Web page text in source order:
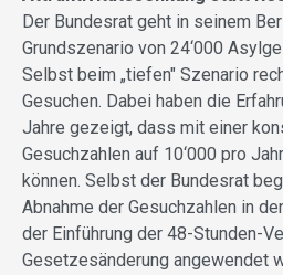
Der Bundesrat geht in seinem
Grundszenario von 24‘000
Selbst beim „tiefen" Szenario
Gesuchen. Dabei haben die
Jahre gezeigt, dass mit einer
Gesuchzahlen auf 10‘000 pro
können. Selbst der Bundesrat
Abnahme der Gesuchzahlen in
der Einführung der 48-Stunden-
Gesetzesänderung angewendet